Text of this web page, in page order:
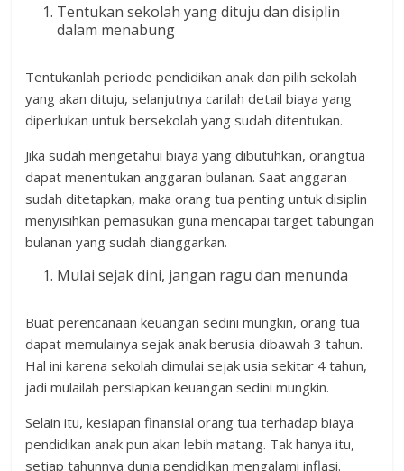
Tentukan sekolah yang dituju dan disiplin
dalam menabung
Tentukanlah periode pendidikan anak dan pilih sekolah
yang akan dituju, selanjutnya carilah detail biaya yang
diperlukan untuk bersekolah yang sudah ditentukan.
Jika sudah mengetahui biaya yang dibutuhkan, orangtua
dapat menentukan anggaran bulanan. Saat anggaran
sudah ditetapkan, maka orang tua penting untuk disiplin
menyisihkan pemasukan guna mencapai target tabungan
bulanan yang sudah dianggarkan.
Mulai sejak dini, jangan ragu dan menunda
Buat perencanaan keuangan sedini mungkin, orang tua
dapat memulainya sejak anak berusia dibawah 3 tahun.
Hal ini karena sekolah dimulai sejak usia sekitar 4 tahun,
jadi mulailah persiapkan keuangan sedini mungkin.
Selain itu, kesiapan finansial orang tua terhadap biaya
pendidikan anak pun akan lebih matang. Tak hanya itu,
setiap tahunnya dunia pendidikan mengalami inflasi.